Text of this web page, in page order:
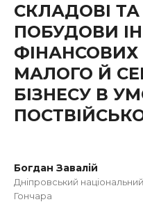
СКЛАДОВІ
ПОБУДОВИ
МАЛОГО Й
БІЗНЕСУ В
Богдан Завалій
Дніпровський
Гончара